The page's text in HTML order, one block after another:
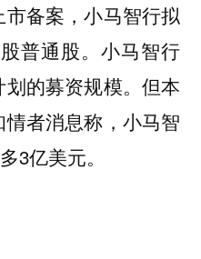
备案，小马智行拟
普通股。小马智行
的募资规模。但本
者消息称，小马智
3亿美元。